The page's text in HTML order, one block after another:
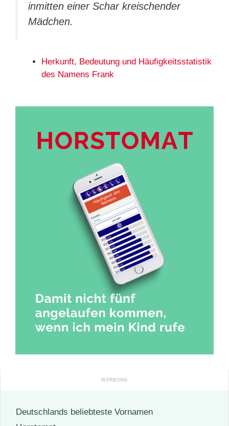
inmitten einer Schar kreischender
Mädchen.
Herkunft, Bedeutung und Häufigkeitsstatistik
des Namens Frank
Deutschlands beliebteste Vornamen